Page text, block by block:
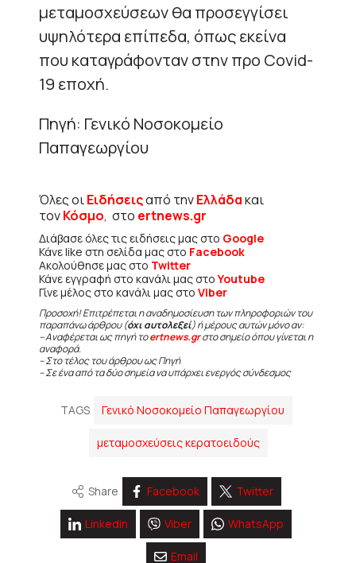
μεταμοσχεύσεων θα προσεγγίσει
υψηλότερα επίπεδα, όπως εκείνα
που καταγράφονταν στην προ Covid-
19 εποχή.
Πηγή: Γενικό Νοσοκομείο
Παπαγεωργίου
Όλες οιΕιδήσειςαπό τηνΕλλάδακαι
τονΚόσμο, στο ertnews.gr
Διάβασε όλες τις ειδήσεις μας στο Google
Κάνε like στη σελίδα μας στο Facebook
Ακολούθησε μας στο Twitter
Κάνε εγγραφή στο κανάλι μας στοYoutube
Γίνε μέλος στο κανάλι μας στο Viber
Προσοχή! Επιτρέπεται η αναδημοσίευση των πληροφοριών του
παραπάνω άρθρου (όχι αυτολεξεί) ή μέρους αυτών μόνο αν:
– Αναφέρεται ως πηγή τοertnews.grστο σημείο όπου γίνεται η
αναφορά.
– Στο τέλος του άρθρου ως Πηγή
– Σε ένα από τα δύο σημεία να υπάρχει ενεργός σύνδεσμος
TAGS Γενικό Νοσοκομείο Παπαγεωργίου
μεταμοσχεύσεις κερατοειδούς
Share Facebook Twitter
Linkedin Viber WhatsApp
Email